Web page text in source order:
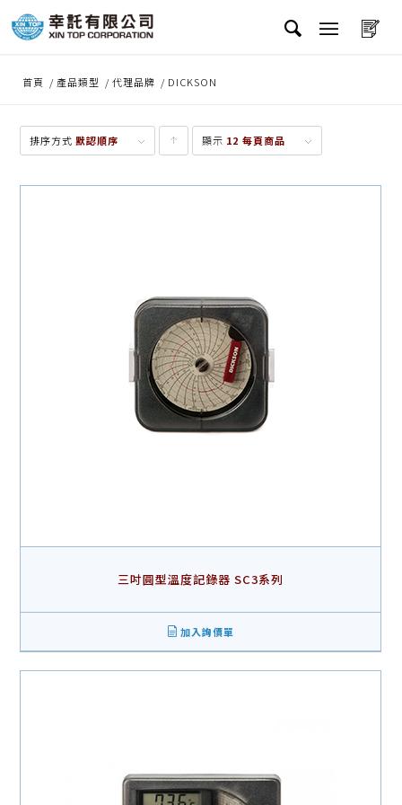
首頁 / 產品類型 / 代理品牌 / DICKSON
排序方式默認順序
點
顯示 12 每頁商品
三吋圓型溫度記錄器 SC3系列
加入詢價單